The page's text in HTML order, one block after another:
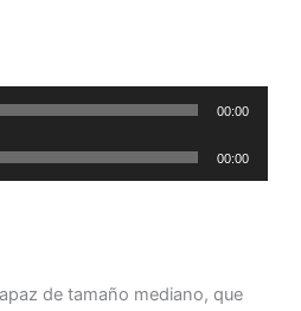
00:00
00:00
de tamaño mediano, que